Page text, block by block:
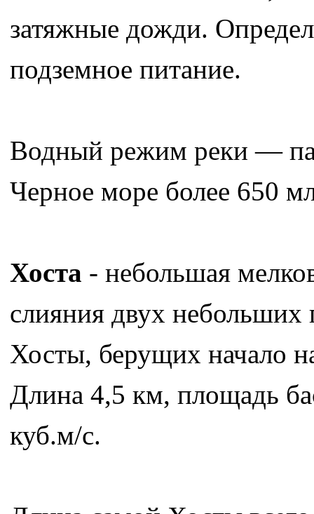
затяжные дожди.
подземное питание.
Водный режим реки —
Черное море более 650
Хоста - небольшая
слияния двух
Хосты, берущих начало
Длина 4,5 км, площадь
куб.м/с.